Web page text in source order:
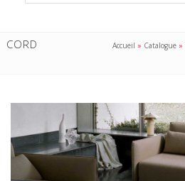
CORD Accueil » Catalogue »